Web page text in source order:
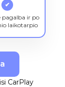
✔
pagalba ir po
laikotarpio
CarPlay